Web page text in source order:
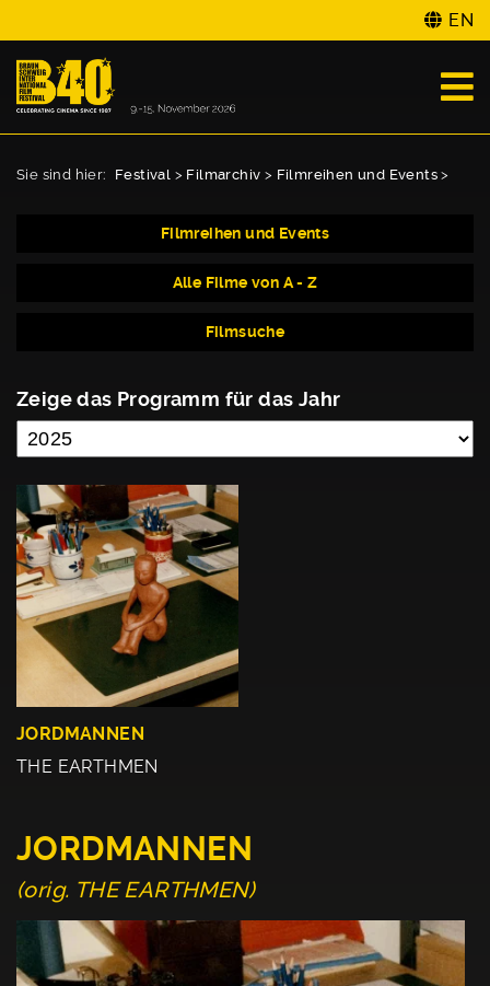
EN
Sie sind hier: Festival > Filmarchiv > Filmreihen und Events >
Filmreihen und Events
Alle Filme von A - Z
Filmsuche
Zeige das Programm für das Jahr
JORDMANNEN
THE EARTHMEN
JORDMANNEN
(orig. THE EARTHMEN)